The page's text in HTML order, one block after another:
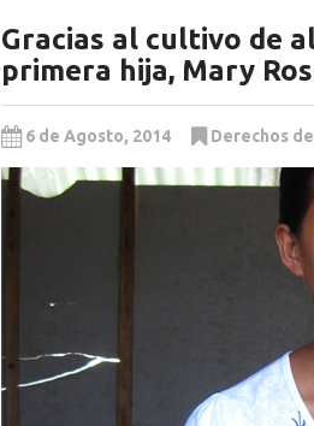
Gracias al cultivo de
primera hija, Mary
6 de Agosto, 2014 Derechos